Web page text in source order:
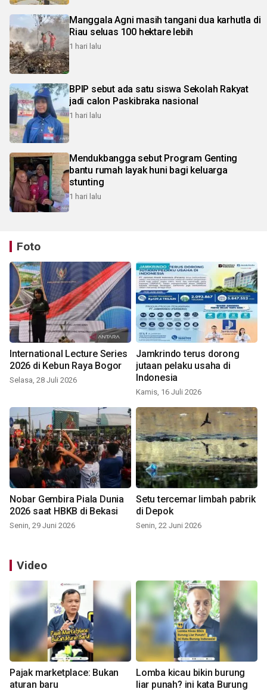
Manggala Agni masih tangani dua karhutla di
Riau seluas 100 hektare lebih
1 hari lalu
BPIP sebut ada satu siswa Sekolah Rakyat
jadi calon Paskibraka nasional
1 hari lalu
Mendukbangga sebut Program Genting
bantu rumah layak huni bagi keluarga
stunting
1 hari lalu
Foto
International Lecture Series
2026 di Kebun Raya Bogor
Selasa, 28 Juli 2026
Jamkrindo terus dorong
jutaan pelaku usaha di
Indonesia
Kamis, 16 Juli 2026
Nobar Gembira Piala Dunia
2026 saat HBKB di Bekasi
Senin, 29 Juni 2026
Setu tercemar limbah pabrik
di Depok
Senin, 22 Juni 2026
Video
Pajak marketplace: Bukan
aturan baru
Lomba kicau bikin burung
liar punah? ini kata Burung